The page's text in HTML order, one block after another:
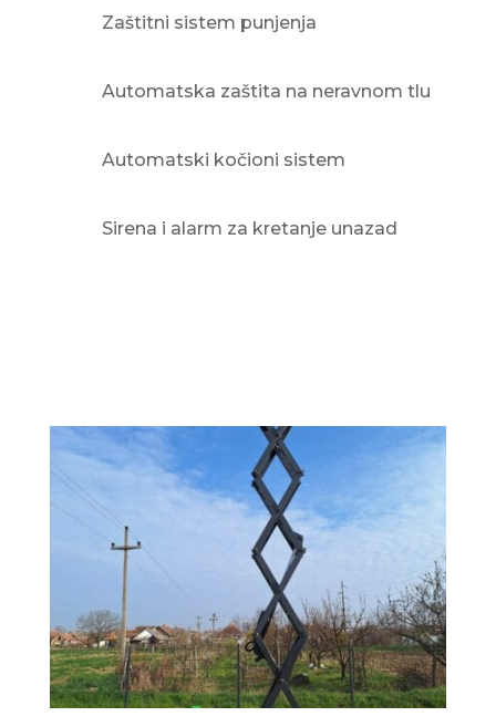
Zaštitni sistem punjenja
Automatska zaštita na neravnom tlu
Automatski kočioni sistem
Sirena i alarm za kretanje unazad